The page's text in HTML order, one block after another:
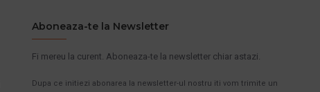
Aboneaza-te la Newsletter
Fi mereu la curent. Aboneaza-te la newsletter chiar astazi.
Dupa ce initiezi abonarea la newsletter-ul nostru iti vom trimite un